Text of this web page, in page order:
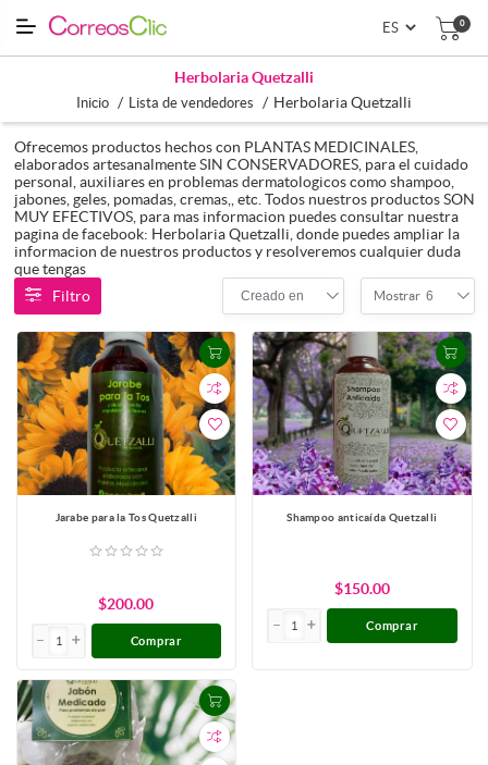
0
Herbolaria Quetzalli
Inicio / Lista de vendedores / Herbolaria Quetzalli
Ofrecemos productos hechos con PLANTAS MEDICINALES,
elaborados artesanalmente SIN CONSERVADORES, para el cuidado
personal, auxiliares en problemas dermatologicos como shampoo,
jabones, geles, pomadas, cremas,, etc. Todos nuestros productos SON
MUY EFECTIVOS, para mas informacion puedes consultar nuestra
pagina de facebook: Herbolaria Quetzalli, donde puedes ampliar la
informacion de nuestros productos y resolveremos cualquier duda
que tengas
Filtro
Creado en Mostrar 6
Jarabe para la Tos Quetzalli
$200.00
Comprar
Shampoo anticaída Quetzalli
$150.00
Comprar